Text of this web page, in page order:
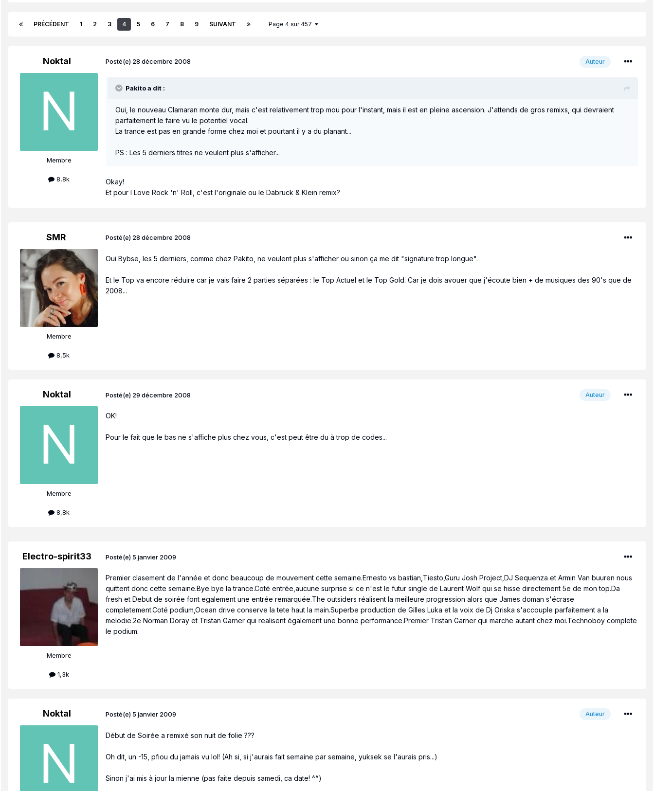
PRÉCÉDENT 1 2 3 4 5 6 7 8 9 SUIVANT Page 4 sur 457
Noktal
Membre
8,8k
Auteur
Posté(e) 28 décembre 2008
Pakito a dit :
Oui, le nouveau Clamaran monte dur, mais c'est relativement trop mou pour l'instant, mais il est en pleine ascension. J'attends de gros remixs, qui devraient
parfaitement le faire vu le potentiel vocal.
La trance est pas en grande forme chez moi et pourtant il y a du planant...
PS : Les 5 derniers titres ne veulent plus s'afficher...
Okay!
Et pour I Love Rock 'n' Roll, c'est l'originale ou le Dabruck & Klein remix?
SMR
Membre
8,5k
Posté(e) 28 décembre 2008
Oui Bybse, les 5 derniers, comme chez Pakito, ne veulent plus s'afficher ou sinon ça me dit "signature trop longue".
Et le Top va encore réduire car je vais faire 2 parties séparées : le Top Actuel et le Top Gold. Car je dois avouer que j'écoute bien + de musiques des 90's que de
2008...
Noktal
Membre
8,8k
Auteur
Posté(e) 29 décembre 2008
OK!
Pour le fait que le bas ne s'affiche plus chez vous, c'est peut être du à trop de codes...
Electro-spirit33
Membre
1,3k
Posté(e)5 janvier 2009
Premier clasement de l'année et donc beaucoup de mouvement cette semaine.Ernesto vs bastian,Tiesto,Guru Josh Project,DJ Sequenza et Armin Van buuren nous
quittent donc cette semaine.Bye bye la trance.Coté entrée,aucune surprise si ce n'est le futur single de Laurent Wolf qui se hisse directement 5e de mon top.Da
fresh et Debut de soirée font egalement une entrée remarquée.The outsiders réalisent la meilleure progression alors que James doman s'écrase
completement.Coté podium,Ocean drive conserve la tete haut la main.Superbe production de Gilles Luka et la voix de Dj Oriska s'accouple parfaitement a la
melodie.2e Norman Doray et Tristan Garner qui realisent également une bonne performance.Premier Tristan Garner qui marche autant chez moi.Technoboy complete
le podium.
Noktal Auteur
Posté(e)5 janvier 2009
Début de Soirée a remixé son nuit de folie ???
Oh dit, un -15, pfiou du jamais vu lol! (Ah si, si j'aurais fait semaine par semaine, yuksek se l'aurais pris...)
Sinon j'ai mis à jour la mienne (pas faite depuis samedi, ca date! ^^)